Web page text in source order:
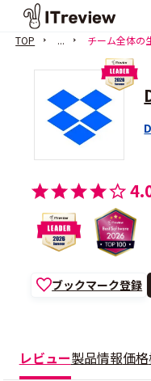
TOP ... チーム全体の
ブックマーク登録
レビュー製品情報価格